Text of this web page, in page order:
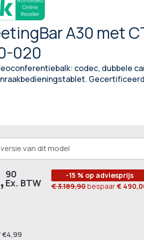
A30 met
020
codec, dubbele
€4,99
90
-15 % op adviesprijs
€ 3.189,90bespaar€